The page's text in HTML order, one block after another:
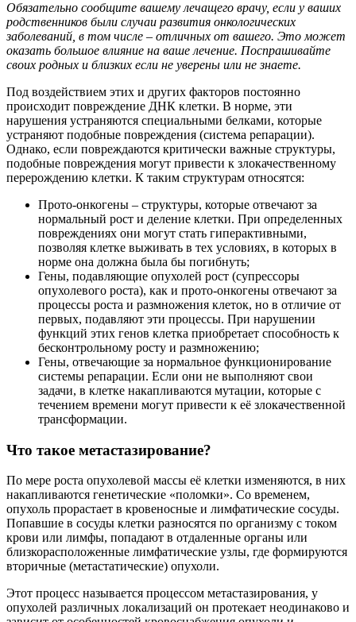
Обязательно сообщите вашему лечащего врачу, если у ваших
родственников были случаи развития онкологических
заболеваний, в том числе – отличных от вашего. Это может
оказать большое влияние на ваше лечение. Поспрашивайте
своих родных и близких если не уверены или не знаете.
Под воздействием этих и других факторов постоянно
происходит повреждение ДНК клетки. В норме, эти
нарушения устраняются специальными белками, которые
устраняют подобные повреждения (система репарации).
Однако, если повреждаются критически важные структуры,
подобные повреждения могут привести к злокачественному
перерождению клетки. К таким структурам относятся:
Прото-онкогены – структуры, которые отвечают за
нормальный рост и деление клетки. При определенных
повреждениях они могут стать гиперактивными,
позволяя клетке выживать в тех условиях, в которых в
норме она должна была бы погибнуть;
Гены, подавляющие опухолей рост (супрессоры
опухолевого роста), как и прото-онкогены отвечают за
процессы роста и размножения клеток, но в отличие от
первых, подавляют эти процессы. При нарушении
функций этих генов клетка приобретает способность к
бесконтрольному росту и размножению;
Гены, отвечающие за нормальное функционирование
системы репарации. Если они не выполняют свои
задачи, в клетке накапливаются мутации, которые с
течением времени могут привести к её злокачественной
трансформации.
Что такое метастазирование?
По мере роста опухолевой массы её клетки изменяются, в них
накапливаются генетические «поломки». Со временем,
опухоль прорастает в кровеносные и лимфатические сосуды.
Попавшие в сосуды клетки разносятся по организму с током
крови или лимфы, попадают в отдаленные органы или
близкорасположенные лимфатические узлы, где формируются
вторичные (метастатические) опухоли.
Этот процесс называется процессом метастазирования, у
опухолей различных локализаций он протекает неодинаково и